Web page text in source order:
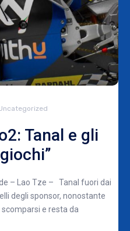
Tanal e gli
– Lao Tze – Tanal fuori dai
degli sponsor, nonostante
e resta da